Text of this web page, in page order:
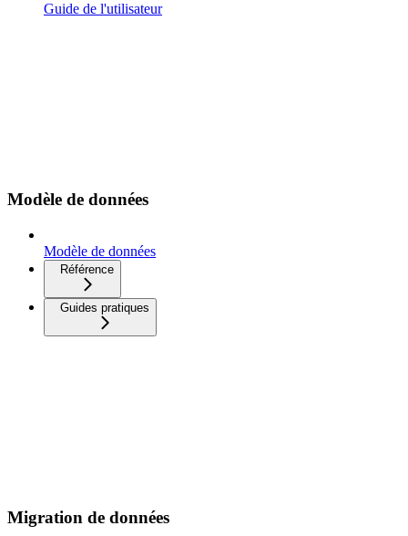
Guide de l'utilisateur
Modèle de données
Modèle de données
Référence
Guides pratiques
Migration de données